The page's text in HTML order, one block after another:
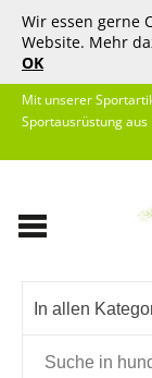
Wir essen gerne
Website. Mehr
OK
Mit unserer
Sportausrüstung
In allen